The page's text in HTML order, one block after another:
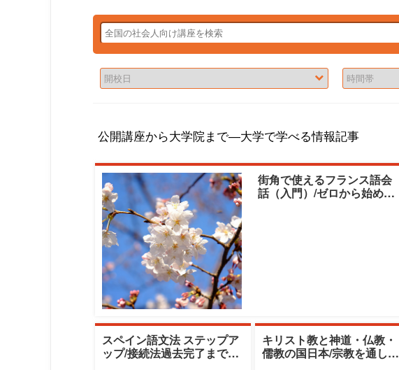
公開講座から大学院まで―大学で学べる情報記事
街角で使えるフランス語会
話（入門）/ゼロから始める
スペイン語文法 ステップア
ップ/接続法過去完了までの
キリスト教と神道・仏教・
儒教の国日本/宗教を通して